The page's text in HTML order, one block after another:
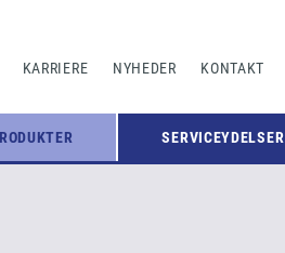
KARRIERE NYHEDER KONTAKT
SERVICEYDELSER